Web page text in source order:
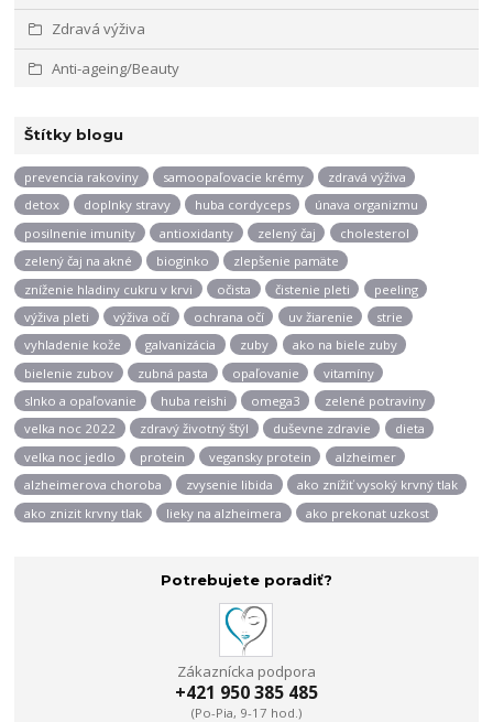
Zdravá výživa
Anti-ageing/Beauty
Štítky blogu
prevencia rakoviny samoopaľovacie krémy
zdravá výživa
detox
doplnky stravy huba cordyceps
únava organizmu
posilnenie imunity
antioxidanty zelený čaj
cholesterol
zelený čaj na akné
bioginko
zlepšenie pamäte
zníženie hladiny cukru v krvi
očista čistenie pleti
peeling
výživa pleti
výživa očí ochrana očí uv žiarenie
strie
vyhladenie kože
galvanizácia zuby
ako na biele zuby
bielenie zubov
zubná pasta opaľovanie
vitamíny
slnko a opaľovanie
huba reishi omega3
zelené potraviny
velka noc 2022
zdravý životný štýl duševne zdravie
dieta
velka noc jedlo
protein vegansky protein
alzheimer
alzheimerova choroba
zvysenie libida
ako znížiť vysoký krvný tlak
ako znizit krvny tlak
lieky na alzheimera ako prekonat uzkost
Potrebujete poradiť?
Zákaznícka podpora
+421 950 385 485
(Po-Pia, 9-17 hod.)